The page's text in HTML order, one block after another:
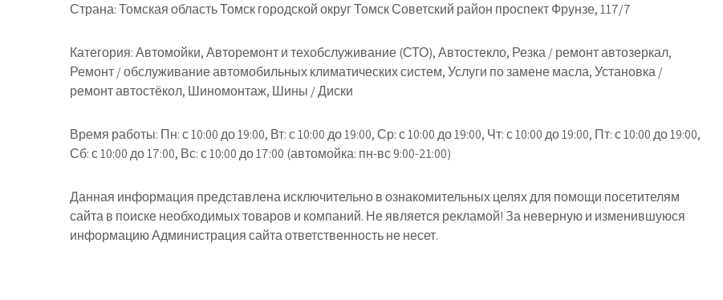
Страна:Томская область Томск городской округ Томск Советский район проспект Фрунзе, 117/7
Категория:Автомойки, Авторемонт и техобслуживание (СТО), Автостекло, Резка / ремонт автозеркал,
Ремонт / обслуживание автомобильных климатических систем, Услуги по замене масла, Установка /
ремонт автостёкол, Шиномонтаж, Шины / Диски
Время работы: Пн: с 10:00 до 19:00, Вт: с 10:00 до 19:00, Ср: с 10:00 до 19:00, Чт: с 10:00 до 19:00, Пт: с 10:00 до 19:00,
Сб: с 10:00 до 17:00, Вс: с 10:00 до 17:00 (автомойка: пн-вс 9:00-21:00)
Данная информация представлена исключительно в ознакомительных целях для помощи посетителям
сайта в поиске необходимых товаров и компаний. Не является рекламой! За неверную и изменившуюся
информацию Администрация сайта ответственность не несет.